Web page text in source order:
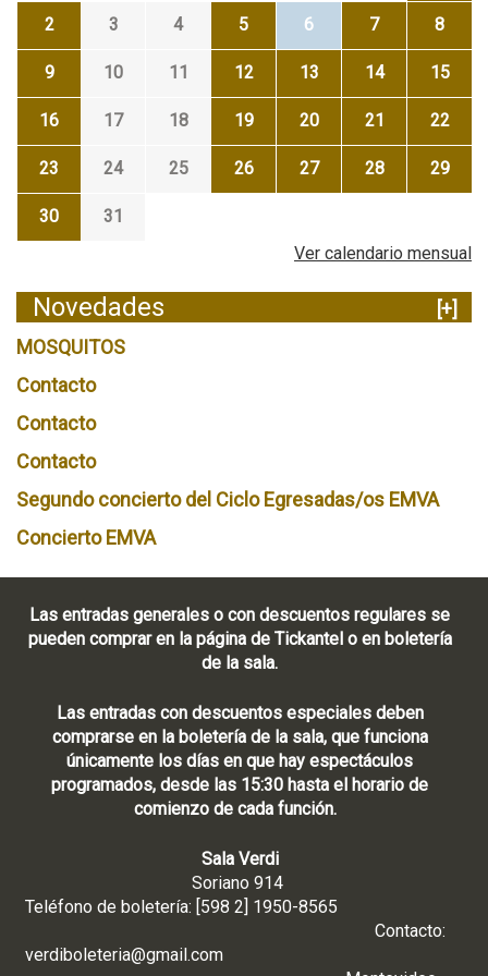
2 3 4 5 6 7 8
9 10 11 12 13 14 15
16 17 18 19 20 21 22
23 24 25 26 27 28 29
30
31
Ver calendario mensual
Novedades
[+]
MOSQUITOS
Contacto
Contacto
Contacto
Segundo concierto del Ciclo Egresadas/os EMVA
Concierto EMVA
Las entradas generales o con descuentos regulares se
pueden comprar en la página de Tickantel o en boletería
de la sala.
Las entradas con descuentos especiales deben
comprarse en la boletería de la sala, que funciona
únicamente los días en que hay espectáculos
programados, desde las 15:30 hasta el horario de
comienzo de cada función.
Sala Verdi
Soriano 914
Teléfono de boletería: [598 2] 1950-8565
Contacto:
verdiboleteria@gmail.com